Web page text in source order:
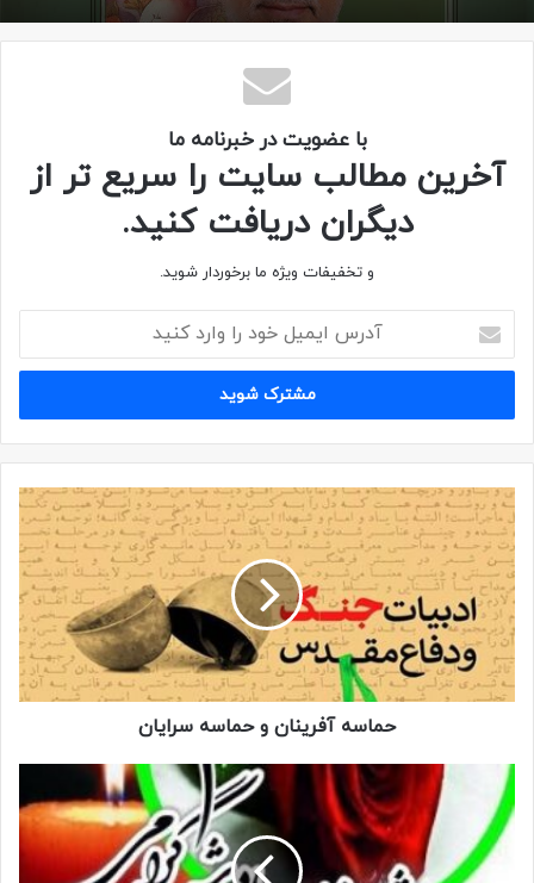
با عضویت در خبرنامه ما
آخرین مطالب سایت را سریع تر از
دیگران دریافت کنید.
و تخفیفات ویژه ما برخوردار شوید.
حماسه آفرینان و حماسه سرایان